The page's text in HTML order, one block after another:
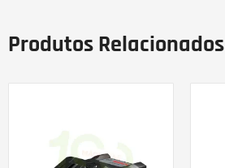
Produtos Relacionados